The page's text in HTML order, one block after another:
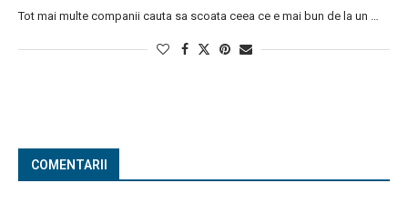
Tot mai multe companii cauta sa scoata ceea ce e mai bun de la un …
COMENTARII